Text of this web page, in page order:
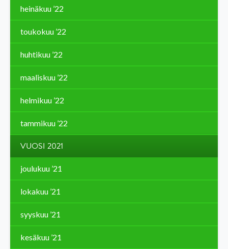
heinäkuu ’22
toukokuu ’22
huhtikuu ’22
maaliskuu ’22
helmikuu ’22
tammikuu ’22
VUOSI 2021
joulukuu ’21
lokakuu ’21
syyskuu ’21
kesäkuu ’21